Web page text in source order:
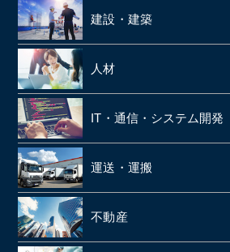
建設・建築
電気工事・管工事
建設・土木
空調設備工事
仮設足場工事・足場施工
施工管理
建材・住宅設備機器の卸
人材
人材派遣
SES
シェアードサービス
技術者派遣
IT・通信・システム開発
IT
システム開発
ネット通販・EC
運送・運搬
運送・物流
タクシー
不動産